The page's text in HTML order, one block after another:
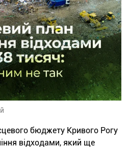
бюджету Кривого Рогу
відходами, який ще